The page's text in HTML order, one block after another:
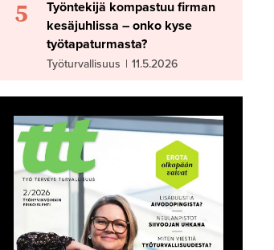
5
Työntekijä kompastuu firman
kesäjuhlissa – onko kyse
työtapaturmasta?
Työturvallisuus | 11.5.2026